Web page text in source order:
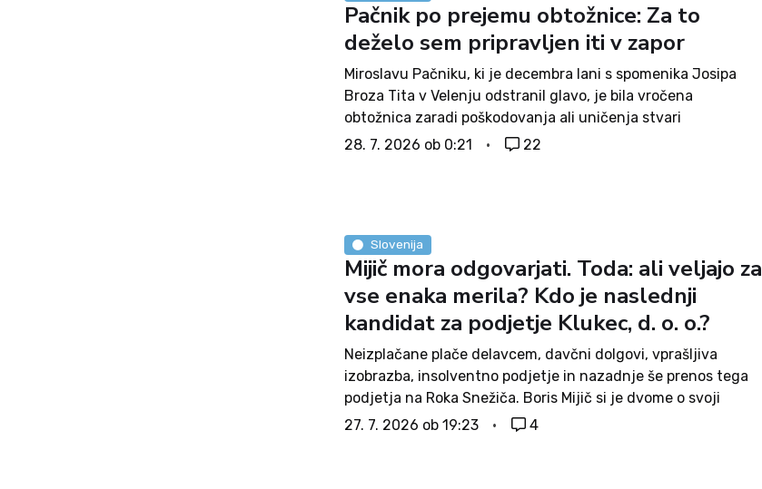
Pačnik po prejemu obtožnice: Za to
deželo sem pripravljen iti v zapor
Miroslavu Pačniku, ki je decembra lani s spomenika Josipa
Broza Tita v Velenju odstranil glavo, je bila vročena
obtožnica zaradi poškodovanja ali uničenja stvari
posebnega kulturnega pomena. Pačnik pravi, da ga vsebina
28. 7. 2026 ob 0:21 22
Slovenija
Mijič mora odgovarjati. Toda: ali veljajo za
vse enaka merila? Kdo je naslednji
kandidat za podjetje Klukec, d. o. o.?
Neizplačane plače delavcem, davčni dolgovi, vprašljiva
izobrazba, insolventno podjetje in nazadnje še prenos tega
podjetja na Roka Snežiča. Boris Mijič si je dvome o svoji
primernosti za poslansko funkcijo nakopal predvsem sam.
27. 7. 2026 ob 19:23 4